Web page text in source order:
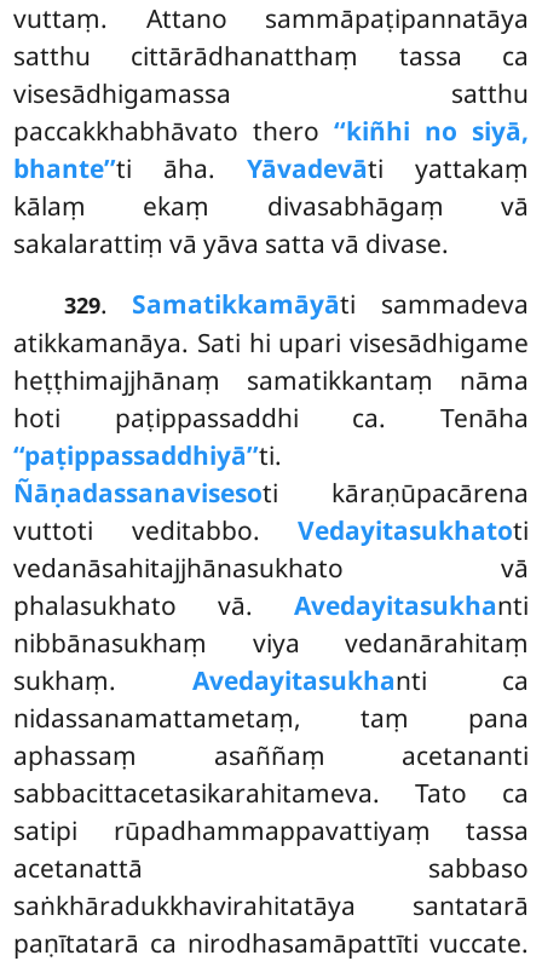
vuttaṃ. Attano sammāpaṭipannatāya
satthu cittārādhanatthaṃ tassa ca
visesādhigamassa satthu
paccakkhabhāvato thero ‘‘kiñhi no siyā,
bhante’’ti āha. Yāvadevāti yattakaṃ
kālaṃ ekaṃ divasabhāgaṃ vā
sakalarattiṃ vā yāva satta vā divase.
329. Samatikkamāyāti sammadeva
atikkamanāya. Sati hi upari visesādhigame
heṭṭhimajjhānaṃ samatikkantaṃ nāma
hoti paṭippassaddhi ca. Tenāha
‘‘paṭippassaddhiyā’’ti.
Ñāṇadassanavisesoti kāraṇūpacārena
vuttoti veditabbo. Vedayitasukhatoti
vedanāsahitajjhānasukhato vā
phalasukhato vā. Avedayitasukhanti
nibbānasukhaṃ viya vedanārahitaṃ
sukhaṃ. Avedayitasukhanti ca
nidassanamattametaṃ, taṃ pana
aphassaṃ asaññaṃ acetananti
sabbacittacetasikarahitameva. Tato ca
satipi rūpadhammappavattiyaṃ tassa
acetanattā sabbaso
saṅkhāradukkhavirahitatāya santatarā
paṇītatarā ca nirodhasamāpattīti vuccate.